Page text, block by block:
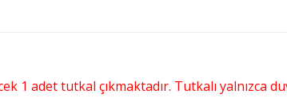
1 adet tutkal çıkmaktadır. Tutkalı yalnızca